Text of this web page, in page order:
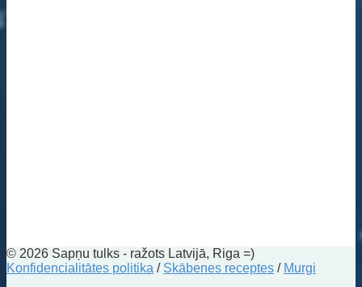
© 2026 Sapņu tulks - ražots Latvijā, Riga =)
Konfidencialitātes politika / Skābenes receptes / Murgi